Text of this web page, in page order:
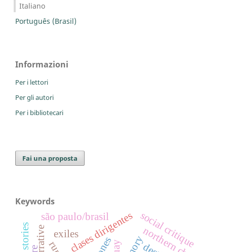
Italiano
Português (Brasil)
Informazioni
Per i lettori
Per gli autori
Per i bibliotecari
Fai una proposta
Keywords
clases dirigentessocial critique
narrative exiles
são paulo/brasil